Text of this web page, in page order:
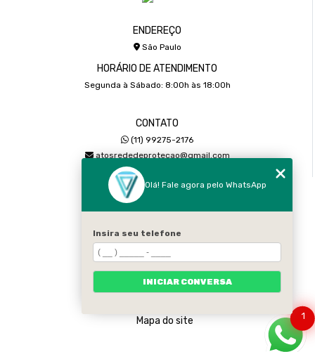
ENDEREÇO
São Paulo
HORÁRIO DE ATENDIMENTO
Segunda à Sábado: 8:00h às 18:00h
CONTATO
(11) 99275-2176
atosrededeprotecao@gmail.com
Home
Sobre
Galeria
Contato
Mapa do site
1
Olá! Fale agora pelo WhatsApp
Insira seu telefone
INICIAR CONVERSA